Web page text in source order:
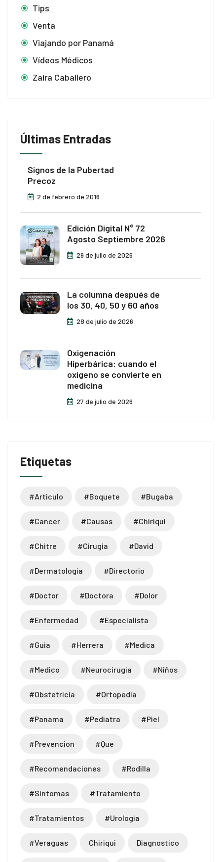
Tips
Venta
Viajando por Panamá
Vídeos Médicos
Zaira Caballero
Últimas Entradas
Signos de la Pubertad
Precoz
2 de febrero de 2016
Edición Digital N° 72
Agosto Septiembre 2026
29 de julio de 2026
La columna después de
los 30, 40, 50 y 60 años
28 de julio de 2026
Oxigenación
Hiperbárica: cuando el
oxígeno se convierte en
medicina
27 de julio de 2026
Etiquetas
#articulo #boquete #bugaba
#cancer #causas #chiriqui
#chitre #cirugia #david
#dermatologia #directorio
#doctor #doctora #dolor
#enfermedad #especialista
#guia #herrera #medica
#medico #neurocirugia #niños
#obstetricia #ortopedia
#panama #pediatra #piel
#prevencion #que
#recomendaciones #rodilla
#sintomas #tratamiento
#tratamientos #urologia
#veraguas Chiriqui Diagnostico